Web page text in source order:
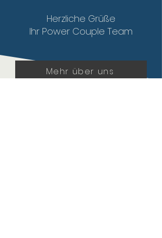
Herzliche Grüße
Ihr Power Couple Team
Mehr über uns